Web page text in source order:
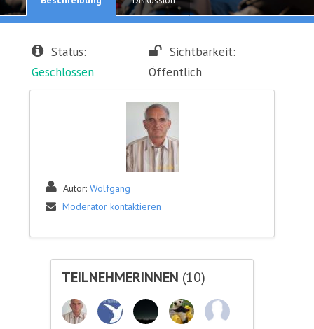
Status:
Geschlossen
Sichtbarkeit:
Öffentlich
Autor: Wolfgang
Moderator kontaktieren
TEILNEHMERINNEN (10)